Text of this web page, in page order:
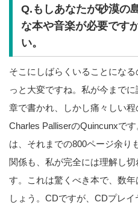
Q.もしあなたが砂漠の
な本や音楽が必要です
い。
そこにしばらくいることにな
っと大変ですね。私が今まで
章で書かれ、しかし痛々しい程
Charles PalliserのQuincunxで
は、それまでの800ページ余り
関係も、私が完全には理解し
す。これは驚くべき本で、数
しょう。CDですが、CDプレ